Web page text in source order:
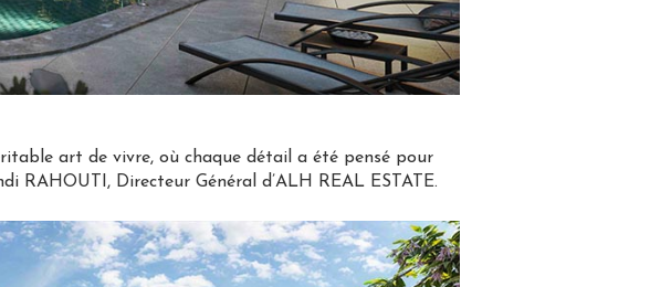
art de vivre, où chaque détail a été pensé pour
Directeur Général d’ALH REAL ESTATE.